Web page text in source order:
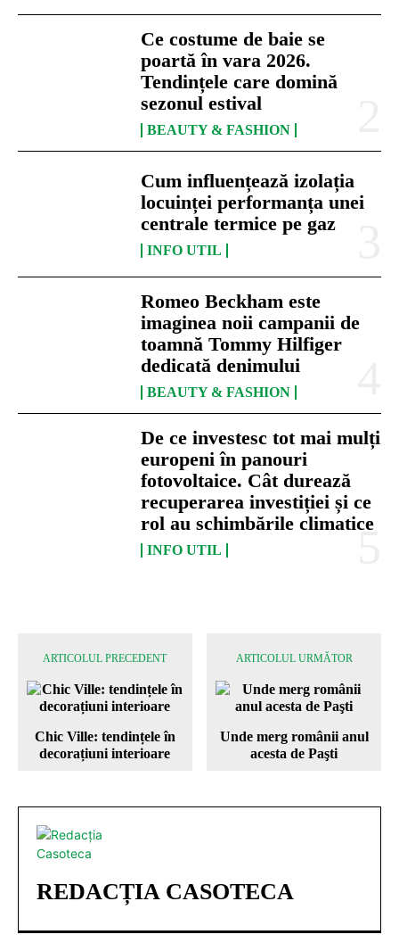
Ce costume de baie se
poartă în vara 2026.
Tendințele care domină
sezonul estival
BEAUTY & FASHION
Cum influențează izolația
locuinței performanța unei
centrale termice pe gaz
INFO UTIL
Romeo Beckham este
imaginea noii campanii de
toamnă Tommy Hilfiger
dedicată denimului
BEAUTY & FASHION
De ce investesc tot mai mulți
europeni în panouri
fotovoltaice. Cât durează
recuperarea investiției și ce
rol au schimbările climatice
INFO UTIL
ARTICOLUL PRECEDENT
Chic Ville: tendințele în
decorațiuni interioare
ARTICOLUL URMĂTOR
Unde merg românii anul
acesta de Paşti
REDACȚIA CASOTECA